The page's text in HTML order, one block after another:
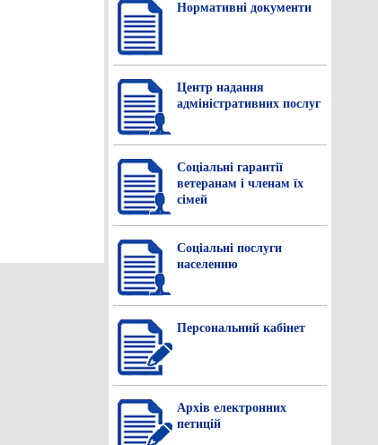
Нормативнi документи
Центр надання
адміністративних послуг
Соціальні гарантії
ветеранам і членам їх
сімей
Соціальні послуги
населенню
Персональний кабінет
Архів електронних
петицій